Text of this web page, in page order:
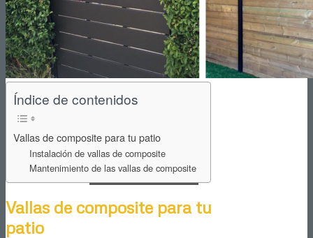
Reformas de Baños
Reformas de Terrazas
Reformas de Jardines
Índice de contenidos
Vallas de composite para tu patio
Instalación de vallas de composite
Mantenimiento de las vallas de composite
Vallas de composite para tu
patio